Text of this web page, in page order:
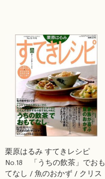
栗原はるみ すてきレシピ
No.18 「うちの飲茶」でおも
てなし / 魚のおかず / クリス